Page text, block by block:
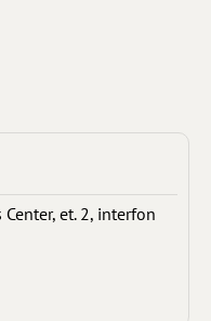
Center, et. 2, interfon